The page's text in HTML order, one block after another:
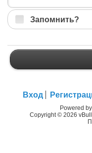
Запомнить?
Вход
Powered by
Copyright © 2026